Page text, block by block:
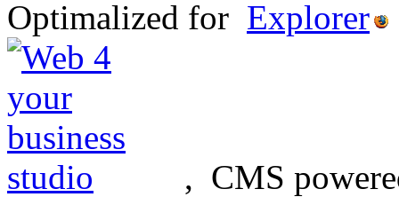
Optimalized for
, CMS